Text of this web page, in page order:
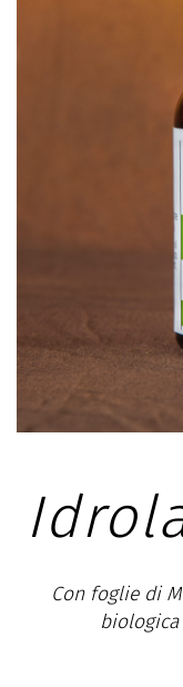
Con foglie di